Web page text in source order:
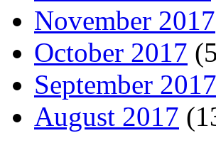
November 2017
October 2017
September 2017
August 2017